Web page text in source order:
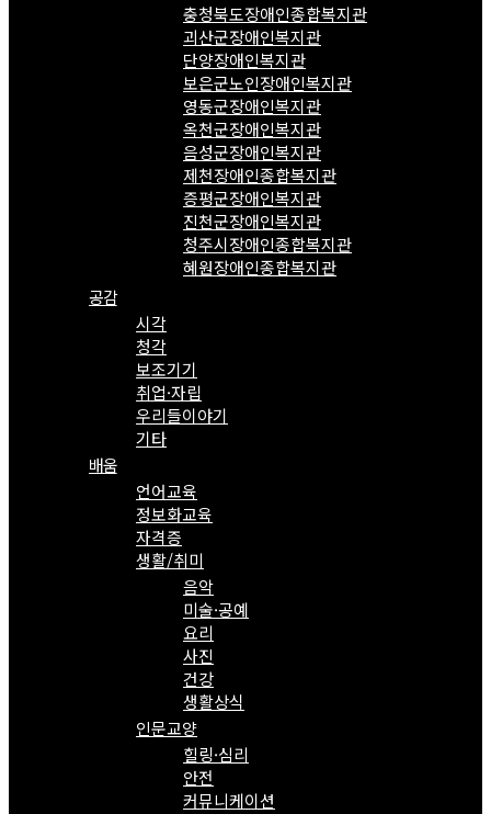
충청북도장애인종합복지관
괴산군장애인복지관
단양장애인복지관
보은군노인장애인복지관
영동군장애인복지관
옥천군장애인복지관
음성군장애인복지관
제천장애인종합복지관
증평군장애인복지관
진천군장애인복지관
청주시장애인종합복지관
혜원장애인종합복지관
공감
시각
청각
보조기기
취업·자립
우리들이야기
기타
배움
언어교육
정보화교육
자격증
생활/취미
음악
미술·공예
요리
사진
건강
생활상식
인문교양
힐링·심리
안전
커뮤니케이션